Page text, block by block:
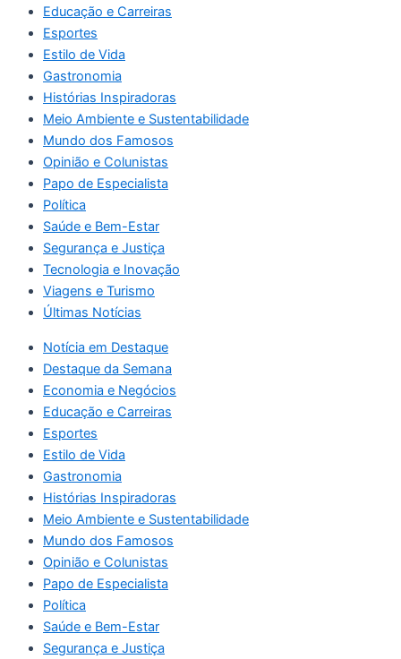
Educação e Carreiras
Esportes
Estilo de Vida
Gastronomia
Histórias Inspiradoras
Meio Ambiente e Sustentabilidade
Mundo dos Famosos
Opinião e Colunistas
Papo de Especialista
Política
Saúde e Bem-Estar
Segurança e Justiça
Tecnologia e Inovação
Viagens e Turismo
Últimas Notícias
Notícia em Destaque
Destaque da Semana
Economia e Negócios
Educação e Carreiras
Esportes
Estilo de Vida
Gastronomia
Histórias Inspiradoras
Meio Ambiente e Sustentabilidade
Mundo dos Famosos
Opinião e Colunistas
Papo de Especialista
Política
Saúde e Bem-Estar
Segurança e Justiça